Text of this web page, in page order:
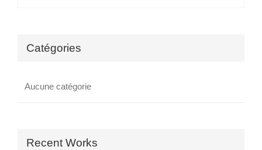
Catégories
Aucune catégorie
Recent Works